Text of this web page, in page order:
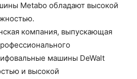
Metabo обладают высокой
компания, выпускающая
машины DeWalt
и высокой